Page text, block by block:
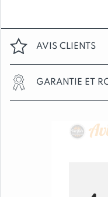
AVIS CLIENTS
GARANTIE ET